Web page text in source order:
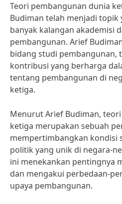
Teori pembangunan dunia
Budiman telah menjadi
banyak kalangan akademisi
pembangunan. Arief
bidang studi pembangunan,
kontribusi yang berharga
tentang pembangunan di
ketiga.
Menurut Arief Budiman,
ketiga merupakan sebuah
mempertimbangkan kondisi
politik yang unik di negara-
ini menekankan pentingnya
dan mengakui perbedaan-
upaya pembangunan.